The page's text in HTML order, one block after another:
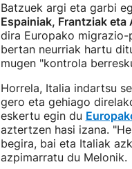
Batzuek argi eta garbi
Espainiak, Frantziak eta
dira Europako migrazio-
bertan neurriak hartu
mugen "kontrola
Horrela, Italia indartsu
gero eta gehiago
eskertu egin du
aztertzen hasi izana.
begira, bai eta Italiak
azpimarratu du Melonik.